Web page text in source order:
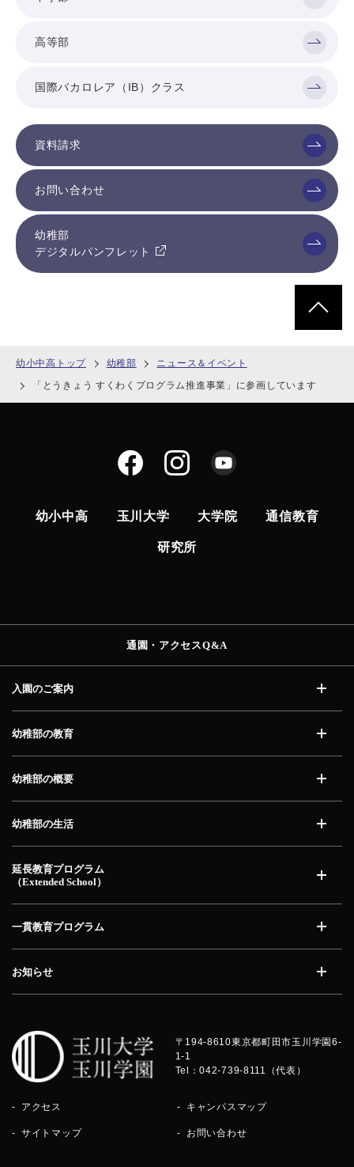
幼小中高トップ 幼稚部
ニュース＆イベント
「とうきょう すくわくプログラム推進事業」に参画しています
高等部
国際バカロレア（IB）クラス
資料請求
お問い合わせ
幼稚部
デジタルパンフレット
幼小中高 玉川大学 大学院 通信教育
研究所
通園・アクセスQ&A
入園のご案内
幼稚部の教育
幼稚部の概要
幼稚部の生活
延長教育プログラム
（Extended School）
一貫教育プログラム
お知らせ
〒194-8610東京都町田市玉川学園6-
1-1
Tel：042-739-8111（代表）
アクセス キャンパスマップ
サイトマップ お問い合わせ